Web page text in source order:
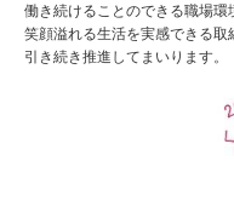
働き続けることのできる職場環
笑顔溢れる生活を実感できる取
引き続き推進して